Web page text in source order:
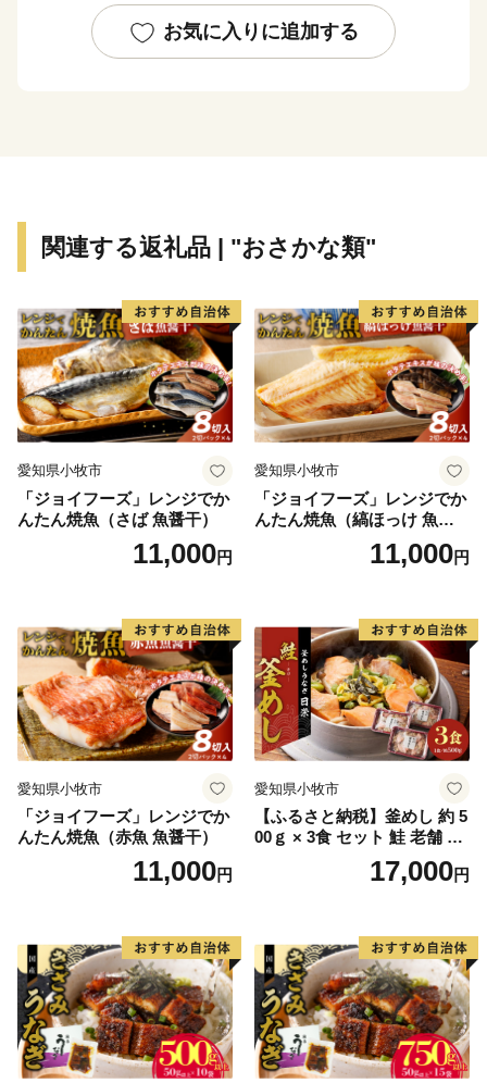
り、魚のエサとなるプランクトンも豊富。絶好の漁場を
形成する環境が整っていることも、長崎の水産文化を大
お気に入りに追加する
関連する返礼品 | "おさかな類"
愛知県小牧市
「ジョイフーズ」レンジでか
んたん焼魚（さば 魚醤干）
11,000円
愛知県小牧市
「ジョイフーズ」レンジでか
んたん焼魚（縞ほっけ 魚醤
11,000円
愛知県小牧市
「ジョイフーズ」レンジでか
んたん焼魚（赤魚 魚醤干）
11,000円
愛知県小牧市
【ふるさと納税】釜めし 約 5
00ｇ × 3食 セット 鮭 老舗 急
速冷凍 レンチン 時短 簡単調
理 食品 加工品 海鮮 手作り
り寄せグルメ 愛知県 小牧市
送料無料
17,000円